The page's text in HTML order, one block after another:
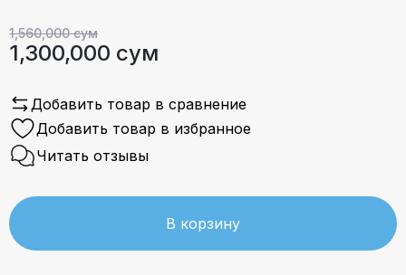
1,560,000 сум
1,300,000 сум
Добавить товар в сравнение
Добавить товар в избранное
Читать отзывы
В корзину